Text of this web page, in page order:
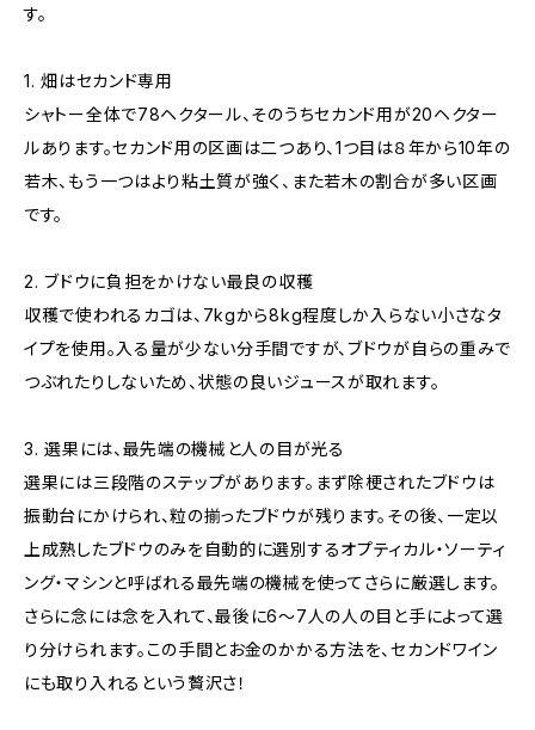
す。
1. 畑はセカンド専用
シャトー全体で78ヘクタール、そのうちセカンド用が20ヘクター
ルあります。セカンド用の区画は二つあり、1つ目は８年から10年の
若木、もう一つはより粘土質が強く、また若木の割合が多い区画
です。
2. ブドウに負担をかけない最良の収穫
収穫で使われるカゴは、7kgから8kg程度しか入らない小さなタ
イプを使用。入る量が少ない分手間ですが、ブドウが自らの重みで
つぶれたりしないため、状態の良いジュースが取れます。
3. 選果には、最先端の機械と人の目が光る
選果には三段階のステップがあります。まず除梗されたブドウは
振動台にかけられ、粒の揃ったブドウが残ります。その後、一定以
上成熟したブドウのみを自動的に選別するオプティカル・ソーティ
ング・マシンと呼ばれる最先端の機械を使ってさらに厳選します。
さらに念には念を入れて、最後に6～7人の人の目と手によって選
り分けられます。この手間とお金のかかる方法を、セカンドワイン
にも取り入れるという贅沢さ！